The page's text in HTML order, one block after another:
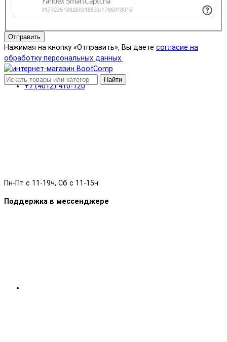
+7 (4012) 410-120
Пн-Пт с 11-19ч, Сб с 11-15ч
Поддержка в мессенджере
Отправить
Нажимая на кнопку «Отправить», Вы даете согласие на
обработку персональных данных.
Найти